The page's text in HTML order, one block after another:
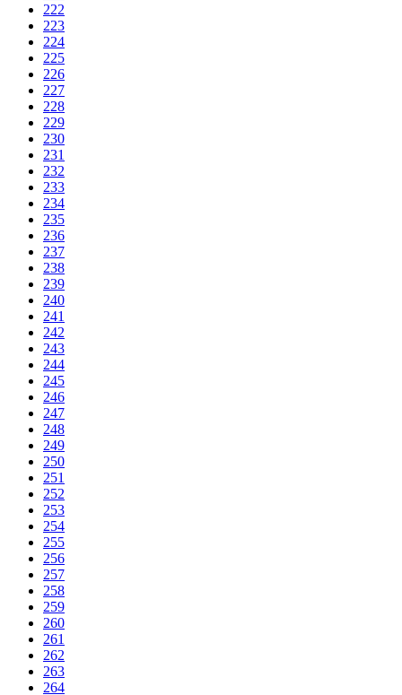
222
223
224
225
226
227
228
229
230
231
232
233
234
235
236
237
238
239
240
241
242
243
244
245
246
247
248
249
250
251
252
253
254
255
256
257
258
259
260
261
262
263
264